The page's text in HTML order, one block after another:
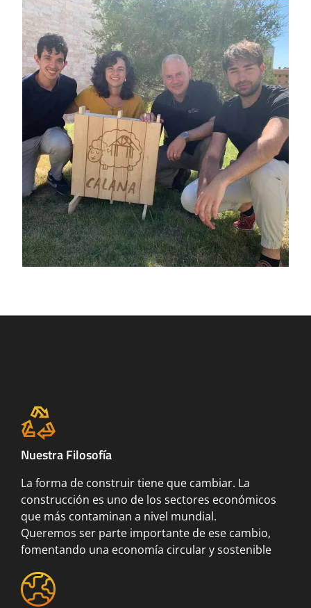
Nuestra Filosofía
La forma de construir tiene que cambiar. La
construcción es uno de los sectores económicos
que más contaminan a nivel mundial.
Queremos ser parte importante de ese cambio,
fomentando una economía circular y sostenible